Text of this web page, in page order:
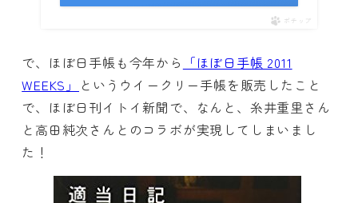
ポチップ
で、ほぼ日手帳も今年から 「ほぼ日手帳 2011
WEEKS」
というウイークリー手帳を販売したこと
で、ほぼ日刊イトイ新聞で、なんと、糸井重里さん
と高田純次さんとのコラボが実現してしまいまし
た！